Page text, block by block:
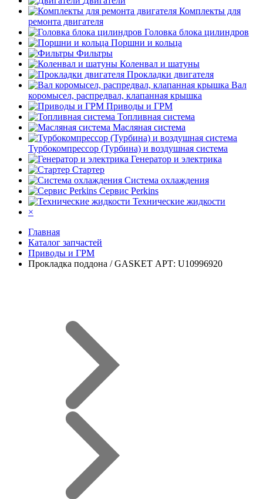
Комплекты для
ремонта двигателя
Головка блока цилиндров
Поршни и кольца
Фильтры
Коленвал и шатуны
Прокладки двигателя
Вал
коромысел, распредвал, клапанная крышка
Приводы и ГРМ
Топливная система
Масляная система
Турбокомпрессор (Турбина) и воздушная система
Генератор и электрика
Стартер
Система охлаждения
Сервис Perkins
Технические жидкости
×
Главная
Каталог запчастей
Приводы и ГРМ
Прокладка поддона / GASKET АРТ: U10996920